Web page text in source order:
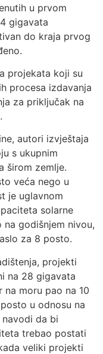
u prvom
gigavata
do kraja prvog
projekata koji su
procesa izdavanja
za priključak na
autori izvještaja
s ukupnim
širom zemlje.
veća nego u
je uglavnom
solarne
godišnjem nivou,
za 8 posto.
projekti
na 28 gigavata
moru pao na 10
u odnosu na
da bi
trebao postati
veliki projekti